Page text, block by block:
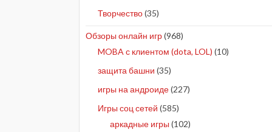
Творчество(35)
Обзоры онлайн игр(968)
MOBA с клиентом (dota, LOL) (10)
защита башни (35)
игры на андроиде(227)
Игры соц сетей (585)
аркадные игры (102)